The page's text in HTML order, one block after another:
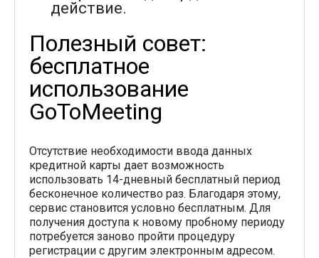
действие.
Полезный совет:
бесплатное
использование
GoToMeeting
Отсутствие необходимости ввода данных
кредитной карты дает возможность
использовать 14-дневный бесплатный период
бесконечное количество раз. Благодаря этому,
сервис становится условно бесплатным. Для
получения доступа к новому пробному периоду
потребуется заново пройти процедуру
регистрации с другим электронным адресом.